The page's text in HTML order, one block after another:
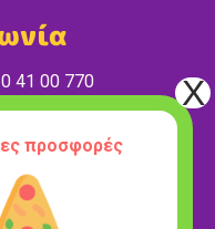
41 00 770
peiraias.gr
προσφορές